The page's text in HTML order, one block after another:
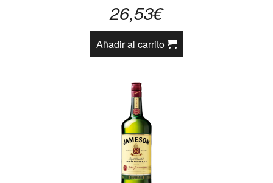
26,53€
Añadir al carrito